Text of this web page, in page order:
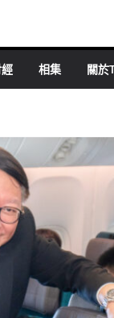
相集 關於